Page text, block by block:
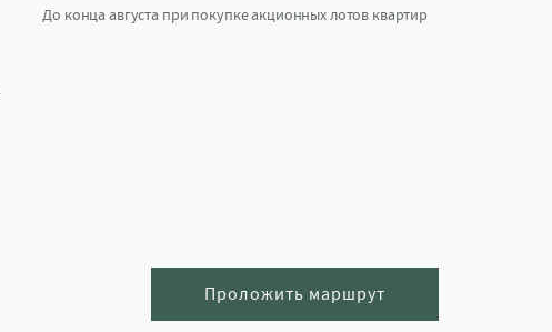
До конца августа при покупке акционных лотов квартир
Проложить маршрут